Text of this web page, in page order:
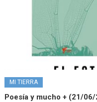
MI TIERRA
Poesía y mucho + (21/